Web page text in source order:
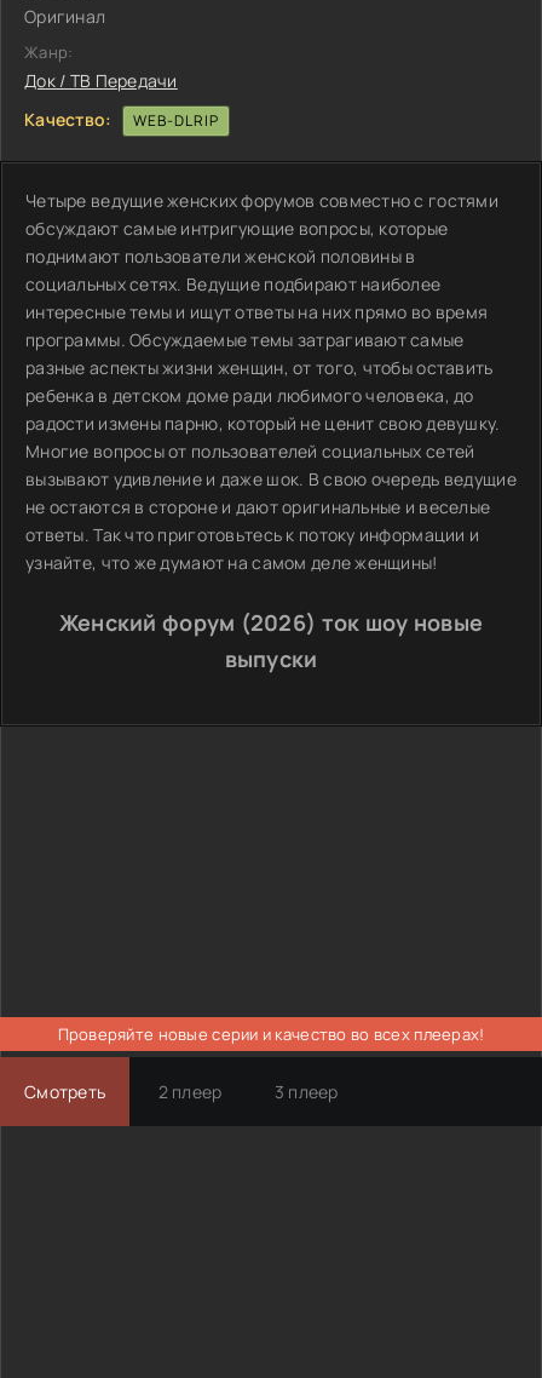
Оригинал
Жанр:
Док / ТВ Передачи
Качество:
WEB-DLRIP
Четыре ведущие женских форумов совместно с гостями
обсуждают самые интригующие вопросы, которые
поднимают пользователи женской половины в
социальных сетях. Ведущие подбирают наиболее
интересные темы и ищут ответы на них прямо во время
программы. Обсуждаемые темы затрагивают самые
разные аспекты жизни женщин, от того, чтобы оставить
ребенка в детском доме ради любимого человека, до
радости измены парню, который не ценит свою девушку.
Многие вопросы от пользователей социальных сетей
вызывают удивление и даже шок. В свою очередь ведущие
не остаются в стороне и дают оригинальные и веселые
ответы. Так что приготовьтесь к потоку информации и
узнайте, что же думают на самом деле женщины!
Женский форум (2026) ток шоу новые
выпуски
Проверяйте новые серии и качество во всех плеерах!
Смотреть 2 плеер 3 плеер